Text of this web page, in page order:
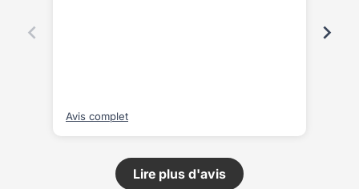
Avis complet
Lire plus d'avis